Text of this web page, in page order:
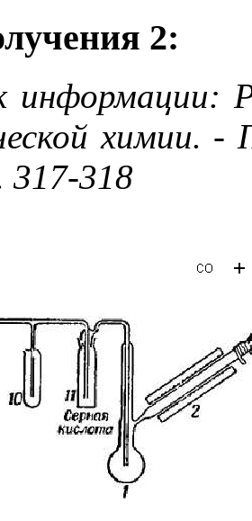
2:
информации:
317-318